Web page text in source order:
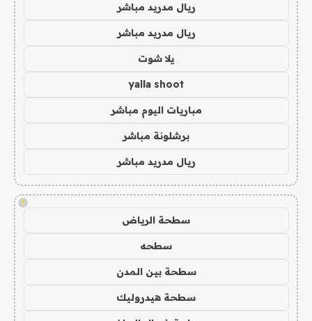
ريال مدريد مباشر
ريال مدريد مباشر
يلا شوت
yalla shoot
مباريات اليوم مباشر
برشلونة مباشر
ريال مدريد مباشر
!
سطحة الرياض
سطحه
سطحة بين المدن
سطحة هيدروليك